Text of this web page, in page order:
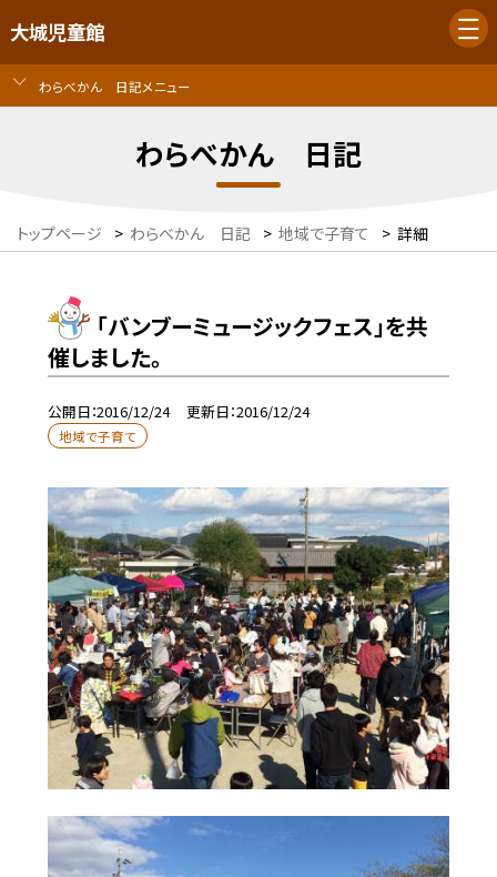
大城児童館
わらべかん 日記メニュー
わらべかん 日記
トップページ > わらべかん 日記 > 地域で子育て > 詳細
「バンブーミュージックフェス」を共
催しました。
公開日 2016/12/24 更新日 2016/12/24
地域で子育て